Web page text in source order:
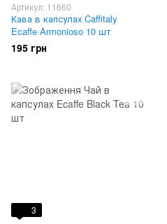
Артикул: 11660
Кава в капсулах Caffitaly
Ecaffe Armonioso 10 шт
195 грн
3